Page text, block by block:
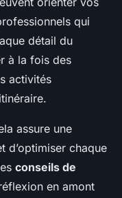
qui
détail du
à la fois des
activités
assure une
d’optimiser chaque
conseils de
en amont